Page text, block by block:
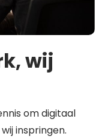
wij
om digitaal
inspringen.